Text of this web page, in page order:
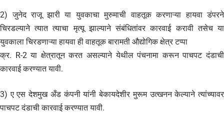
2) जुनेद राजू झारी या युवकाचा मुरुमाची वाहतूक करणाऱ्या हायवा डंपरने
चिरडल्याने त्यात त्याचा मृत्यू झाल्याने संबंधितांवर कारवाई करावी तसेच या
युवकाला चिरडणाऱ्या हायवा ही वाहतूक बारामती औद्योगिक क्षेत्र टप्पा
क्र. R-2 या क्षेत्रातून करत असल्याने येथील पंचनामा करून पाचपट दंडाची
कारवाई करण्यात यावी.
3) ए एस देशमुख अँड कंपनी यांनी बेकायदेशीर मुरूम उत्खनन केल्याने त्यांच्यावर
पाचपट दंडाची कारवाई करण्यात यावी.